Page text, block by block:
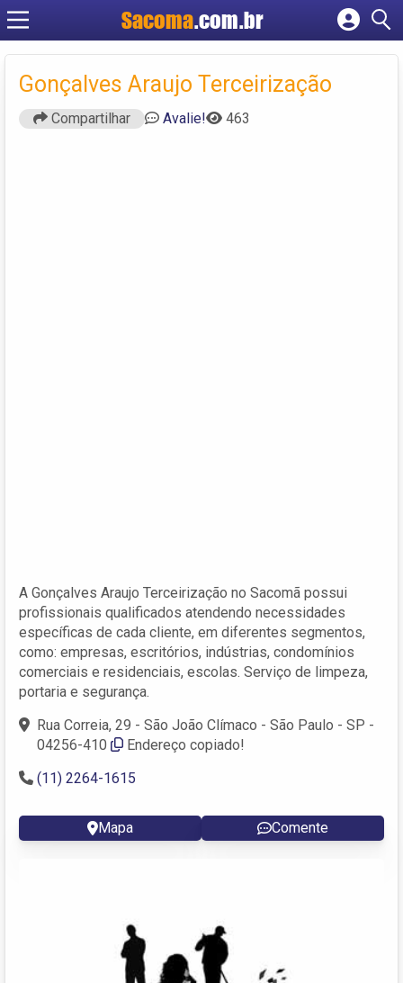
Sacoma.com.br
Cadastrar empresa
Criar conta
Gonçalves Araujo Terceirização
Compartilhar Avalie! 463
A Gonçalves Araujo Terceirização no Sacomã possui
profissionais qualificados atendendo necessidades
específicas de cada cliente, em diferentes segmentos,
como: empresas, escritórios, indústrias, condomínios
comerciais e residenciais, escolas. Serviço de limpeza,
portaria e segurança.
Rua Correia, 29 - São João Clímaco - São Paulo - SP -
04256-410
Endereço copiado!
(11) 2264-1615
Mapa Comente